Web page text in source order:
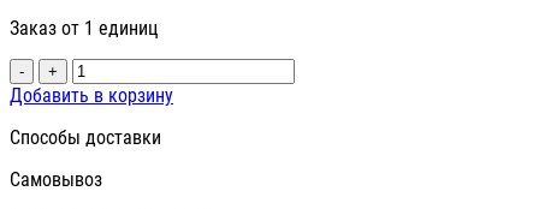
Заказ от 1 единиц
- +
Добавить в корзину
Способы доставки
Самовывоз